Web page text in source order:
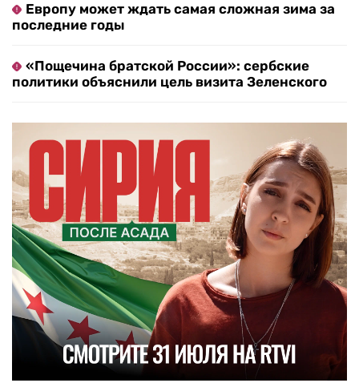
Европу может ждать самая сложная зима за
последние годы
«Пощечина братской России»: сербские
политики объяснили цель визита Зеленского